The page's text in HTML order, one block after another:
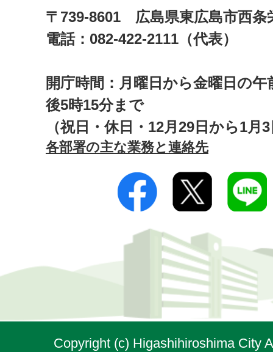
〒739-8601 広島県東広島市西
電話：082-422-2111（代表）
開庁時間：月曜日から金曜日の午
後5時15分まで
（祝日・休日・12月29日から1月
各部署の主な業務と連絡先
Copyright (c) Higashihiroshima City